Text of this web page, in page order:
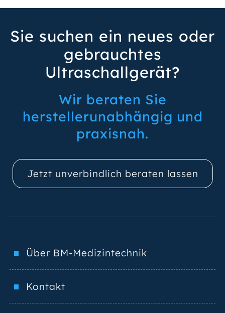
Sie suchen ein neues oder
gebrauchtes
Ultraschallgerät?
Wir beraten Sie
herstellerunabhängig und
praxisnah.
Jetzt unverbindlich beraten lassen
Über BM-Medizintechnik
Kontakt